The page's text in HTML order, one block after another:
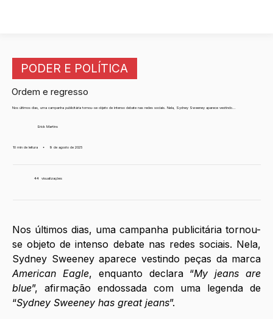
PODER E POLÍTICA
Ordem e regresso
Nos últimos dias, uma campanha publicitária tornou-se objeto de intenso debate nas redes sociais. Nela, Sydney Sweeney aparece vestindo...
Erick Martins
10 min de leitura • 9 de agosto de 2025
44 visualizações
Nos últimos dias, uma campanha publicitária tornou-
se objeto de intenso debate nas redes sociais. Nela,
American Eagle, enquanto declara “My jeans are
blue”, afirmação endossada com uma legenda de
“Sydney Sweeney has great jeans”.